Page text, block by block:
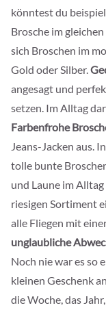
könntest du
Brosche im
sich Broschen im
Gold oder Silber.
angesagt und
setzen. Im Alltag
Farbenfrohe
Jeans-Jacken aus.
tolle bunte
und Laune im
riesigen Sortiment
alle Fliegen mit
unglaubliche
Noch nie war es so
kleinen Geschenk
die Woche, das